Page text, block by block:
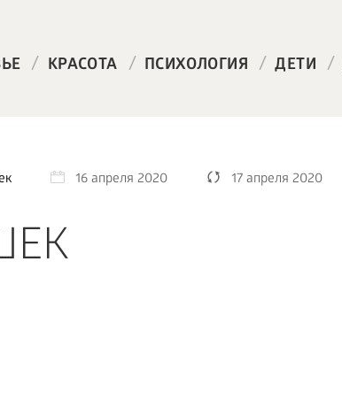
/ КРАСОТА / ПСИХОЛОГИЯ / ДЕТИ /
16 апреля 2020 17 апреля 2020